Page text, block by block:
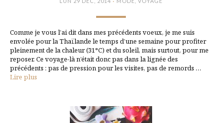
Comme je vous l’ai dit dans mes précédents voeux, je me suis
envolée pour la Thaïlande le temps d’une semaine pour profiter
pleinement de la chaleur (31°C) et du soleil, mais surtout, pour me
reposer. Ce voyage-là n’était donc pas dans la lignée des
précédents : pas de pression pour les visites, pas de remords …
Lire plus